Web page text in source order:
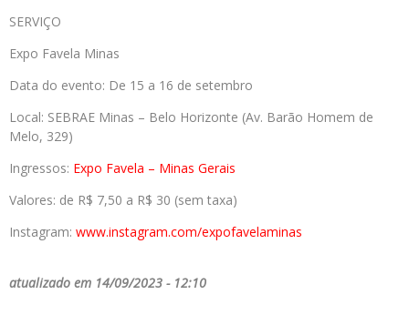
SERVIÇO
Expo Favela Minas
Data do evento: De 15 a 16 de setembro
Local: SEBRAE Minas – Belo Horizonte (Av. Barão Homem de
Melo, 329)
Ingressos: Expo Favela – Minas Gerais
Valores: de R$ 7,50 a R$ 30 (sem taxa)
Instagram: www.instagram.com/expofavelaminas
atualizado em 14/09/2023 - 12:10